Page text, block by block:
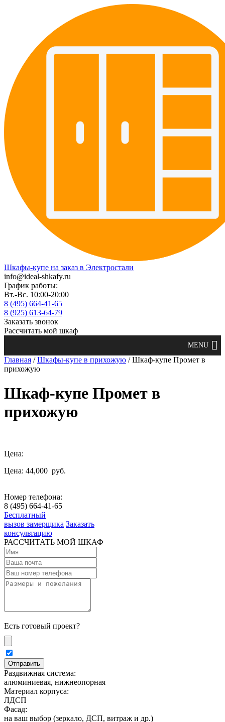
Шкафы-купе на заказ в Электростали
info@ideal-shkafy.ru
График работы:
Вт.-Вс. 10:00-20:00
8 (495) 664-41-65
8 (925) 613-64-79
Заказать звонок
Рассчитать мой шкаф
Главная /Шкафы-купе в прихожую / Шкаф-купе Промет в
прихожую
Шкаф-купе Промет в
прихожую
Цена:
Цена: 44,000 руб.
Номер телефона:
8 (495) 664-41-65
Бесплатный
вызов замерщика Заказать
консультацию
РАССЧИТАТЬ МОЙ ШКАФ
Есть готовый проект?
Раздвижная система:
алюминиевая, нижнеопорная
Материал корпуса:
ЛДСП
Фасад:
на ваш выбор (зеркало, ДСП, витраж и др.)